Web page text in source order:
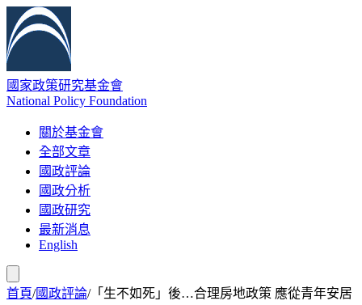
國家政策研究基金會
National Policy Foundation
關於基金會
全部文章
國政評論
國政分析
國政研究
最新消息
English
首頁/國政評論/「生不如死」後…合理房地政策 應從青年安居